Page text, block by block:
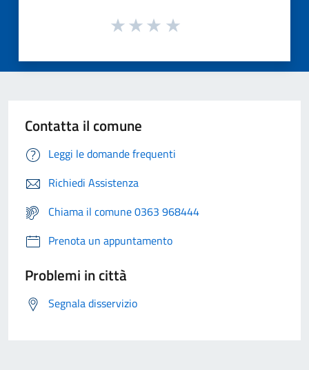
Contatta il comune
Leggi le domande frequenti
Richiedi Assistenza
Chiama il comune 0363 968444
Prenota un appuntamento
Problemi in città
Segnala disservizio